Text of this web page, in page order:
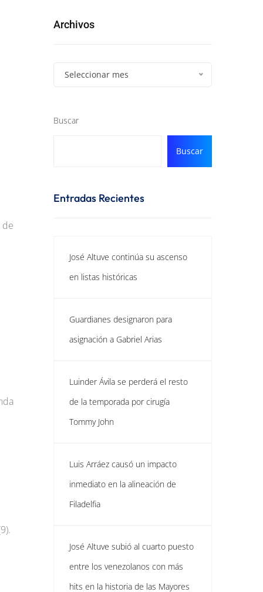
de
Archivos
Seleccionar mes
Buscar
Buscar
Entradas Recientes
José Altuve continúa su ascenso
en listas históricas
Guardianes designaron para
asignación a Gabriel Arias
Luinder Ávila se perderá el resto
de la temporada por cirugía
Tommy John
Luis Arráez causó un impacto
inmediato en la alineación de
Filadelfia
José Altuve subió al cuarto puesto
entre los venezolanos con más
hits en la historia de las Mayores